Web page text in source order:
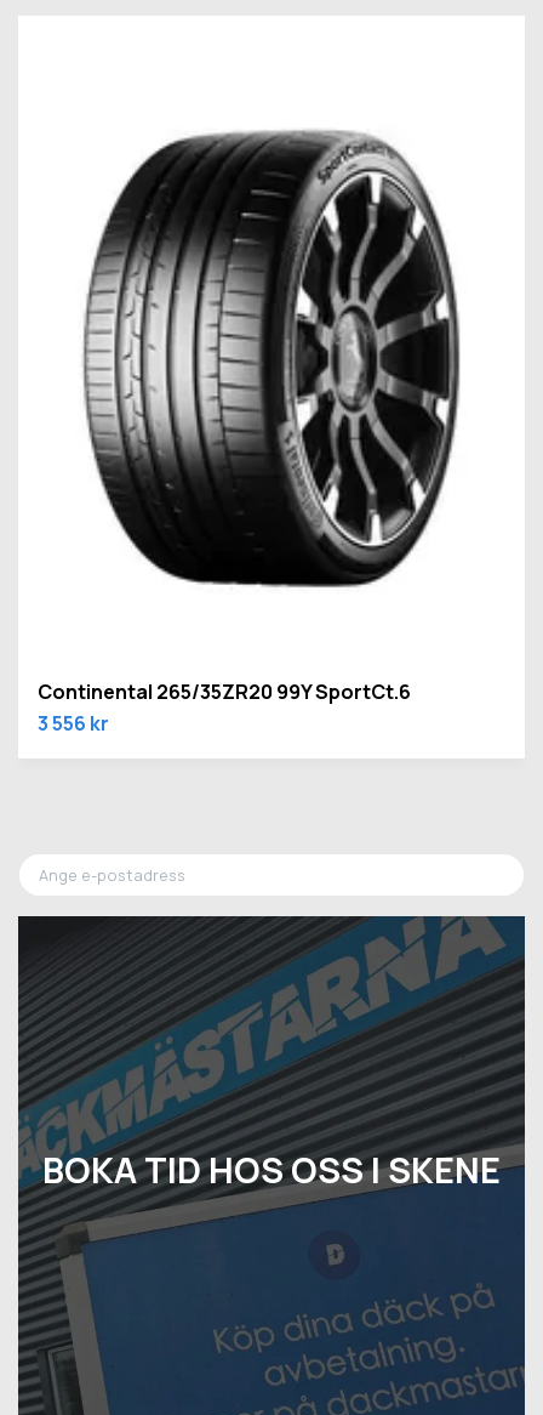
BOKA TID HOS OSS I SKENE
Continental 265/35ZR20 99Y SportCt.6
3 556 kr